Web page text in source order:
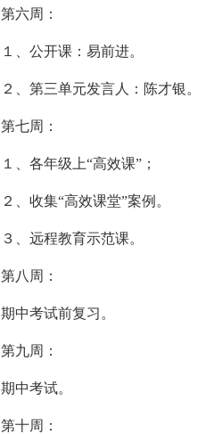
第六周：
１、公开课：易前进。
２、第三单元发言人：陈才银。
第七周：
１、各年级上“高效课”；
２、收集“高效课堂”案例。
３、远程教育示范课。
第八周：
期中考试前复习。
第九周：
期中考试。
第十周：